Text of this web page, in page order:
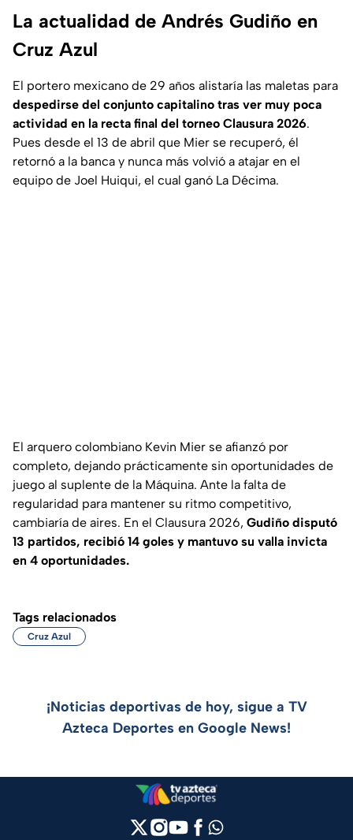
La actualidad de Andrés Gudiño en
Cruz Azul
El portero mexicano de 29 años alistaría las maletas para
despedirse del conjunto capitalino tras ver muy poca
actividad en la recta final del torneo Clausura 2026.
Pues desde el 13 de abril que Mier se recuperó, él
retornó a la banca y nunca más volvió a atajar en el
equipo de Joel Huiqui, el cual ganó La Décima.
El arquero colombiano Kevin Mier se afianzó por
completo, dejando prácticamente sin oportunidades de
juego al suplente de la Máquina. Ante la falta de
regularidad para mantener su ritmo competitivo,
cambiaría de aires. En el Clausura 2026, Gudiño disputó
13 partidos, recibió 14 goles y mantuvo su valla invicta
en 4 oportunidades.
Tags relacionados
Cruz Azul
¡Noticias deportivas de hoy, sigue a TV
Azteca Deportes en Google News!